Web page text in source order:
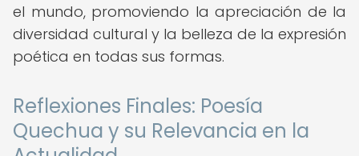
el mundo, promoviendo la apreciación de la
diversidad cultural y la belleza de la expresión
poética en todas sus formas.
Reflexiones Finales: Poesía
Quechua y su Relevancia en la